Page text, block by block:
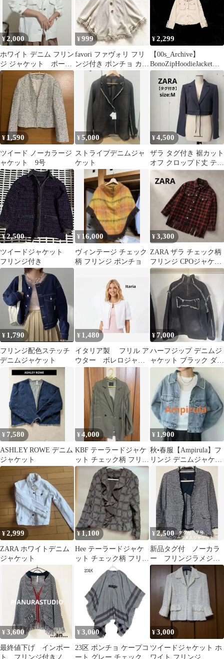
¥2,000
ホワイト デニム フリン
ジ ジャケット ポーム
リシュ palmRICHE 白
¥999
favori ファヴォリ フリ
ンジ付き ポンチョ カー
ディガン ニット
¥2,299
【00s_Archive】
BonoZipHoodieJacket平
成初期
¥1,590
ツイード ノーカラージ
ャケット 9号
¥5,000
ストライプデニムジャ
ケット
¥4,500
ザラ タグ付き 裾カット
オフ クロップド丈 テー
ラードジャケット M グ
レー
¥2,500
ツイードジャケット
フリンジ付き
¥ 16,000
ヴィンテージ チェック
柄 フリンジ ポンチョ
¥3,300
ZARA ザラ チェック柄
フリンジ CPOジャケッ
ト スタッズ XS 赤
¥ 1,790
フリンジ配色ステッチ
デニムジャケット
¥ 1,480
イタリア製 フリル ア
ウター ボレロジャケ
¥7,000
ハーフジップ デニムジ
ャケット ブラック ダメ
ージ加工
¥ 7,580
ASHLEY ROWE デニム
ジャケット
¥4,000
KBF テーラードジャケ
ット チェック柄 フリン
ジ
¥ 1,900
秋•春服【Ampirula】フ
リンジ デニムジャケッ
ト Gジャン
¥2,999
ZARA ホワイトデニム
ジャケット
¥1,100
Hee テーラードジャケ
ット チェック柄 フリン
ジ Lサイズ
¥2,500
新品タグ付 ノーカラ
ー フリンジラメジャ
ケット 7号
¥3,600
最終値下げ インポー
ト フリンジ付きノー
¥ 3,000
23区 ポンチョ ケープコ
ート グレー チェック柄
¥3,000
ツイードジャケット ホ
ワイト フリンジ